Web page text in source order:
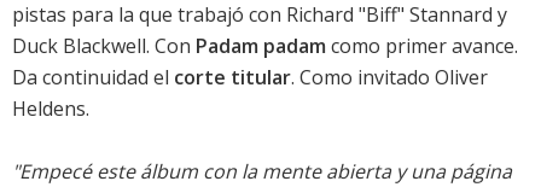
pistas para la que trabajó con Richard "Biff" Stannard y
Duck Blackwell. Con Padam padam como primer avance.
Da continuidad el corte titular. Como invitado Oliver
Heldens.
"Empecé este álbum con la mente abierta y una página